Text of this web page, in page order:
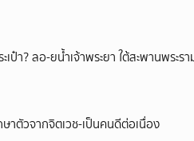
ป๋า? ลอ-ยน้ำเจ้าพระยา ใต้สะพานพระร
าตัวจากจิตเวช-เป็นคนดีต่อเนื่อง